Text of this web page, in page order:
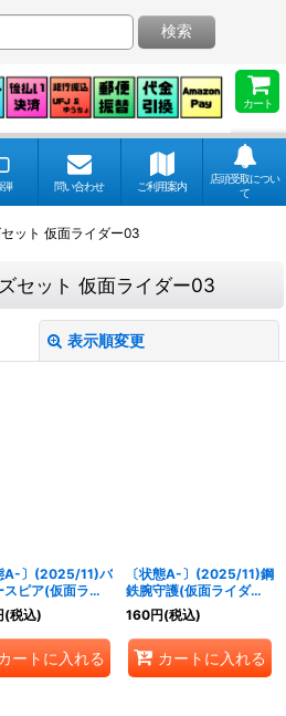
カート
検索
弾 問い合わせ ご利用案内
店頭受取につい
て
ット 仮面ライダー03
セット 仮面ライダー03
表示順変更
A-〕(2025/11)バ
スピア(仮面ライ
ロンイラスト)
114}
(税込)
ートに入れる
〔状態A-〕(2025/11)鋼
鉄腕守護(仮面ライダー
ゲンムイラスト)【C】
{BS68-079}《白》
160円(税込)
カートに入れる